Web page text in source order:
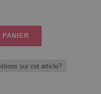
PANIER
sur cet article?